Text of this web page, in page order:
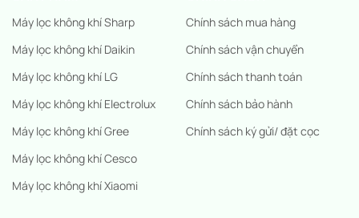
Máy lọc không khí Sharp
Máy lọc không khí Daikin
Máy lọc không khí LG
Máy lọc không khí Electrolux
Máy lọc không khí Gree
Máy lọc không khí Cesco
Máy lọc không khí Xiaomi
Chính sách mua hàng
Chính sách vận chuyển
Chính sách thanh toán
Chính sách bảo hành
Chính sách ký gửi/ đặt cọc